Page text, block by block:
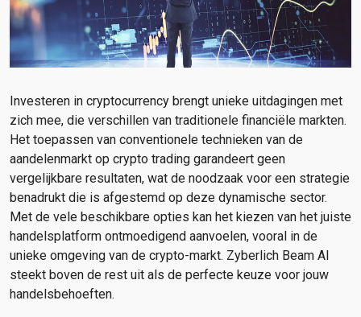
Investeren in cryptocurrency brengt unieke uitdagingen met
zich mee, die verschillen van traditionele financiële markten.
Het toepassen van conventionele technieken van de
aandelenmarkt op crypto trading garandeert geen
vergelijkbare resultaten, wat de noodzaak voor een strategie
benadrukt die is afgestemd op deze dynamische sector.
Met de vele beschikbare opties kan het kiezen van het juiste
handelsplatform ontmoedigend aanvoelen, vooral in de
unieke omgeving van de crypto-markt. Zyberlich Beam AI
steekt boven de rest uit als de perfecte keuze voor jouw
handelsbehoeften.